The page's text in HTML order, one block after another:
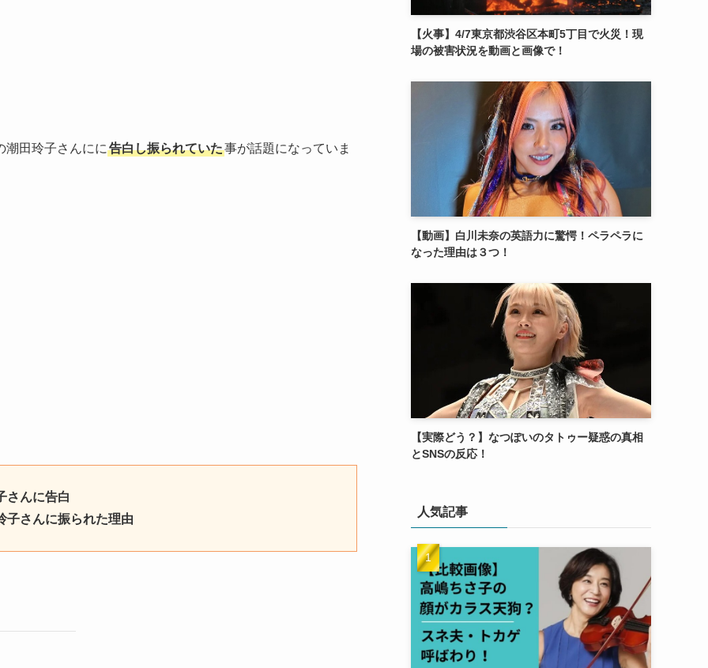
潮田玲子さんにに 告白し振られていた事が話題になっていま
さんに告白
子さんに振られた理由
【火事】4/7東京都渋谷区本町5丁目で火災！現
場の被害状況を動画と画像で！
【動画】白川未奈の英語力に驚愕！ペラペラに
なった理由は３つ！
【実際どう？】なつぽいのタトゥー疑惑の真相
とSNSの反応！
人気記事